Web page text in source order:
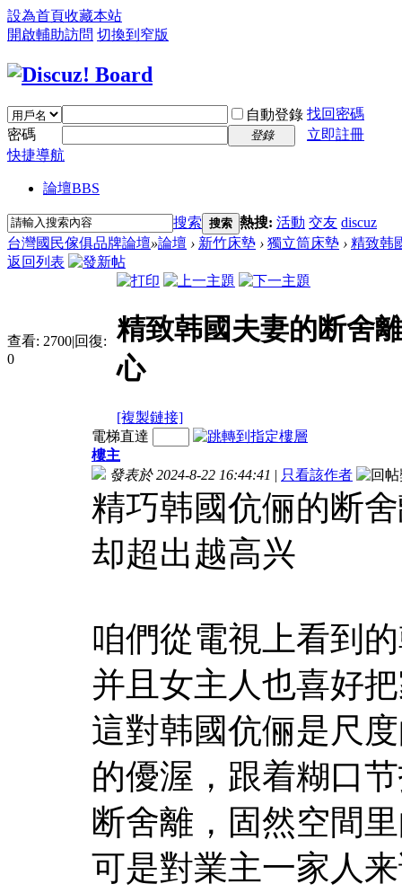
設為首頁收藏本站
開啟輔助訪問 切換到窄版
自動登錄 找回密碼
密碼
登錄
立即註冊
快捷導航
論壇BBS
搜索 搜索 熱搜: 活動 交友 discuz
台灣國民傢俱品牌論壇»論壇 › 新竹床墊 › 獨立筒床墊 › 精致韩
返回列表
查看: 2700|回復:
0
精致韩國夫妻的断舍
心
[複製鏈接]
電梯直達
樓主
發表於 2024-8-22 16:44:41 | 只看該作者
精巧韩國伉俪的断
却超出越高兴
咱們從電視上看到
并且女主人也喜好
這對韩國伉俪是尺
的優渥，跟着糊口
断舍離，固然空間
可是對業主一家人